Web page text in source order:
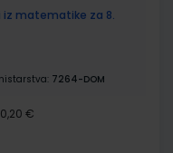
iz matematike za 8.
7264-DOM
€